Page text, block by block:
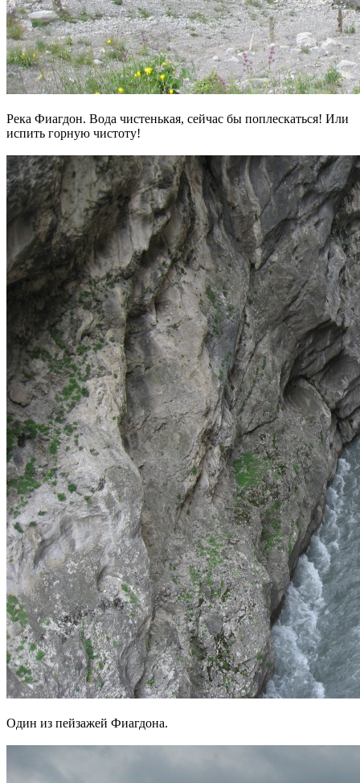
Река Фиагдон. Вода чистенькая, сейчас бы поплескаться! Или
испить горную чистоту!
Один из пейзажей Фиагдона.